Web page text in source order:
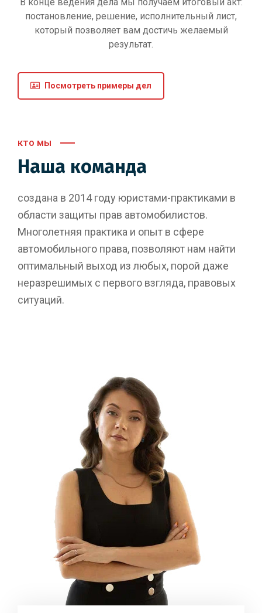
постановление, решение, исполнительный лист,
который позволяет вам достичь желаемый
результат.
Посмотреть примеры дел
кто мы
Наша команда
создана в 2014 году юристами-практиками в
области защиты прав автомобилистов.
Многолетняя практика и опыт в сфере
автомобильного права, позволяют нам найти
оптимальный выход из любых, порой даже
неразрешимых с первого взгляда, правовых
ситуаций.